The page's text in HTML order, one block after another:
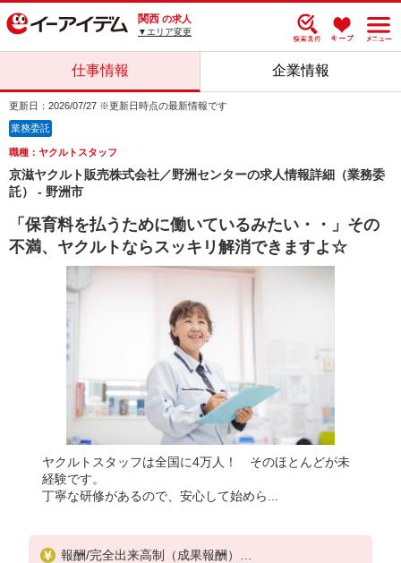
関西 の求人
▼エリア変更
仕事情報 企業情報
更新日：2026/07/27 ※更新日時点の最新情報です
業務委託
職種：ヤクルトスタッフ
京滋ヤクルト販売株式会社／野洲センターの求人情報詳細（業務委
託） - 野洲市
「保育料を払うために働いているみたい・・」その
不満、ヤクルトならスッキリ解消できますよ☆
ヤクルトスタッフは全国に4万人！ そのほとんどが未
経験です。
丁寧な研修があるので、安心して始めら...
報酬/完全出来高制（成果報酬）